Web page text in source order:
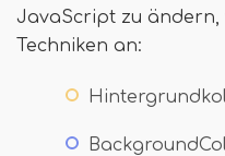
JavaScript zu ändern,
Techniken an: